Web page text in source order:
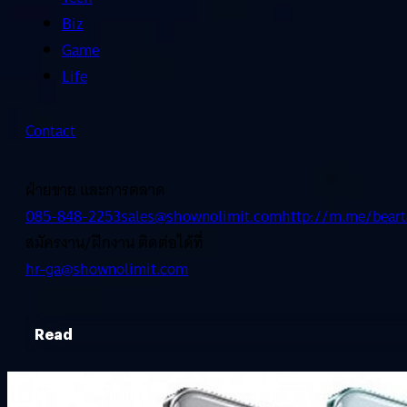
Biz
Game
Life
Contact
ฝ่ายขาย และการตลาด
085-848-2253sales@shownolimit.comhttp://m.me/
สมัครงาน/ฝึกงาน ติดต่อได้ที่
hr-ga@shownolimit.com
Read